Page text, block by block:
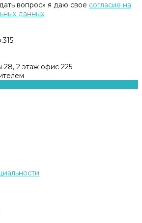
вопрос» я даю свое согласие на
данных
28, 2 этаж офис 225